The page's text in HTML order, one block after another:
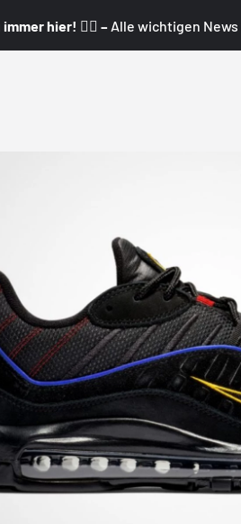
hier! 👇🏼 – Alle wichtigen News